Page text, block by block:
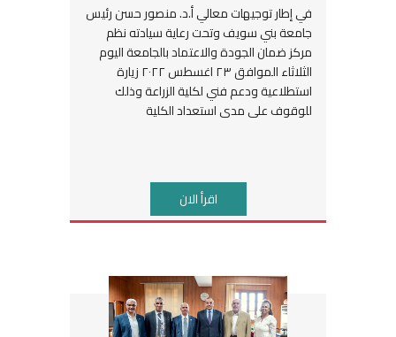
في إطار توجيهات معالي أ.د. منصور حسن رئيس
جامعة بني سويف وتحت رعاية سيادته نظم
مركز ضمان الجودة والاعتماد بالجامعة اليوم
الثلاثاء الموافق ٢٣ اغسطس ٢٠٢٢ زيارة
استطلاعية ودعم فني لكلية الزراعة وذلك
للوقوف على مدى استعداد الكلية
اقرأ الان